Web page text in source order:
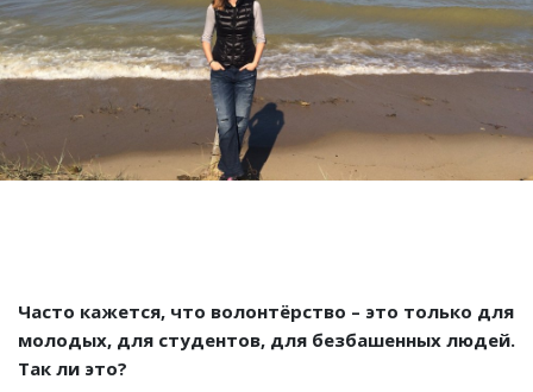
Часто кажется, что волонтёрство – это только для
молодых, для студентов, для безбашенных людей.
Так ли это?